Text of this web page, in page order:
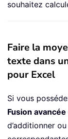
souhaitez
Faire la
texte dans
pour Excel
Si vous
Fusion
d’additionner